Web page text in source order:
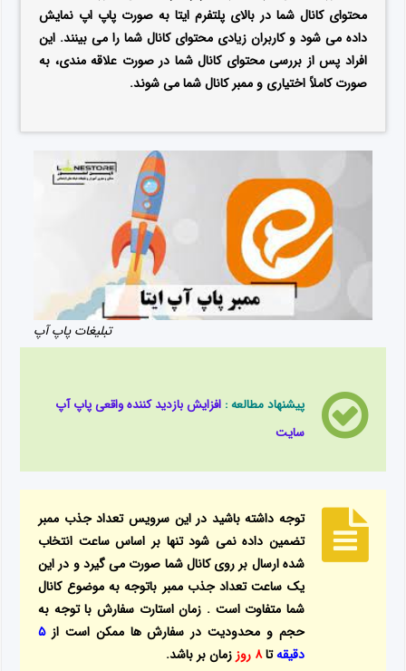
محتوای کانال شما در بالای پلتفرم ایتا به صورت پاپ اپ نمایش
داده می شود و کاربران زیادی محتوای کانال شما را می بینند. این
افراد پس از بررسی محتوای کانال شما در صورت علاقه مندی، به
صورت کاملاً اختیاری و ممبر کانال شما می شوند.
تبلیغات پاپ آپ
پیشنهاد مطالعه :افزایش بازدید کننده واقعی پاپ آپ
سایت
توجه داشته باشید در این سرویس تعداد جذب ممبر
تضمین داده نمی شود تنها بر اساس ساعت انتخاب
شده ارسال بر روی کانال شما صورت می گیرد و در این
یک ساعت تعداد جذب ممبر باتوجه به موضوع کانال
شما متفاوت است . زمان استارت سفارش با توجه به
حجم و محدودیت در سفارش ها ممکن است از۵
دقیقهتا۸ روز زمان بر باشد.